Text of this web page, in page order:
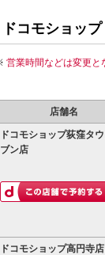
ドコモショップ
営業時間などは変更と
店舗名
ドコモショップ荻窪タ
ブン店
ドコモショップ高円寺店